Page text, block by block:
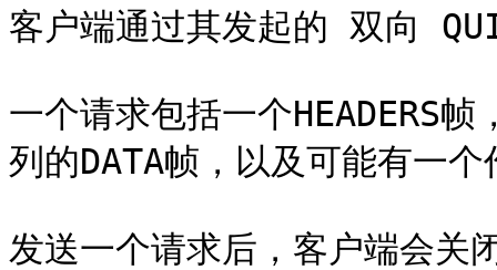
客户端通过其发起的 双向
一个请求包括一个HEADERS
列的DATA帧，以及可能有一个
发送一个请求后，客户端会关